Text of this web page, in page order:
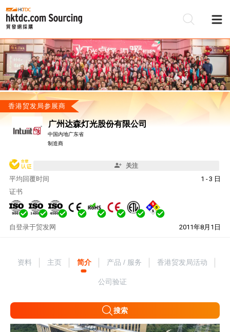
香港贸发局参展商
广州达森灯光股份有限公司
中国内地广东省
制造商
关注
平均回覆时间
1 - 3 日
证书
自 2011年8月1日
登录于贸发网
资料 主页 简介 产品 / 服务 香港贸发局活动
公司验证
搜索